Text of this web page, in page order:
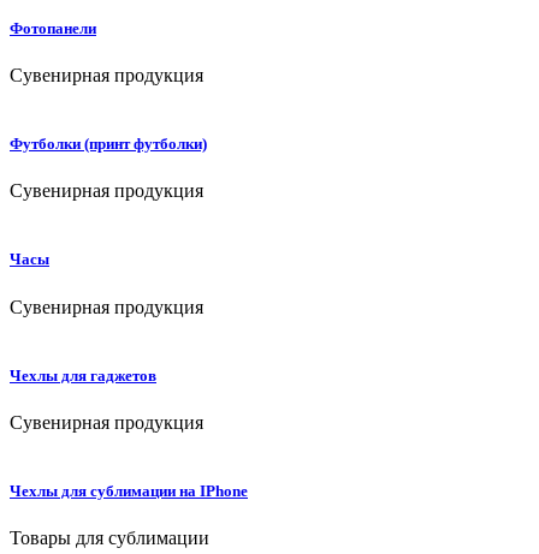
Фотопанели
Сувенирная продукция
Футболки (принт футболки)
Сувенирная продукция
Часы
Сувенирная продукция
Чехлы для гаджетов
Сувенирная продукция
Чехлы для сублимации на IPhone
Товары для сублимации